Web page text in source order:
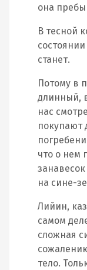
она
В тесной
станет.
Потому в
длинный,
нас
покупают
что о нем
на сине-
Лийин,
самом
сложная
тело.